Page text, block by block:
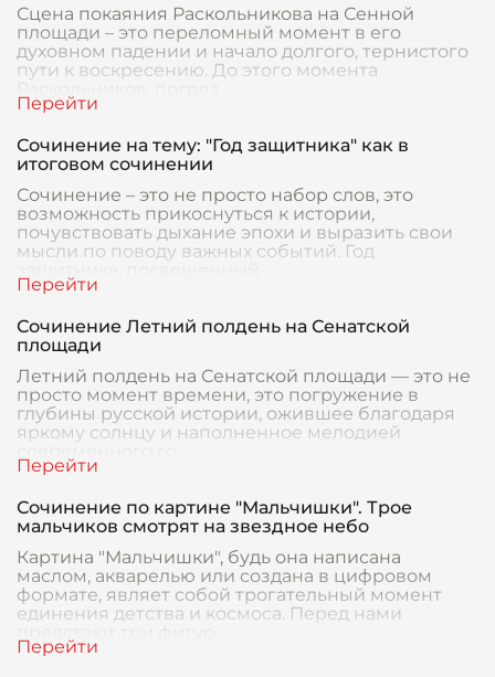
Сцена покаяния Раскольникова на Сенной
площади – это переломный момент в его
духовном падении и начало долгого, тернистого
пути к воскресению. До этого момента
Раскольников, погряз
Сочинение на тему: "Год защитника" как в
итоговом сочинении
Сочинение – это не просто набор слов, это
возможность прикоснуться к истории,
почувствовать дыхание эпохи и выразить свои
мысли по поводу важных событий. Год
Сочинение Летний полдень на Сенатской
площади
Летний полдень на Сенатской площади — это не
просто момент времени, это погружение в
глубины русской истории, ожившее благодаря
яркому солнцу и наполненное мелодией
Сочинение по картине "Мальчишки". Трое
мальчиков смотрят на звездное небо
Картина "Мальчишки", будь она написана
маслом, акварелью или создана в цифровом
формате, являет собой трогательный момент
единения детства и космоса. Перед нами